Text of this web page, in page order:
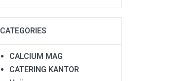
CATEGORIES
CALCIUM MAG
CATERING KANTOR